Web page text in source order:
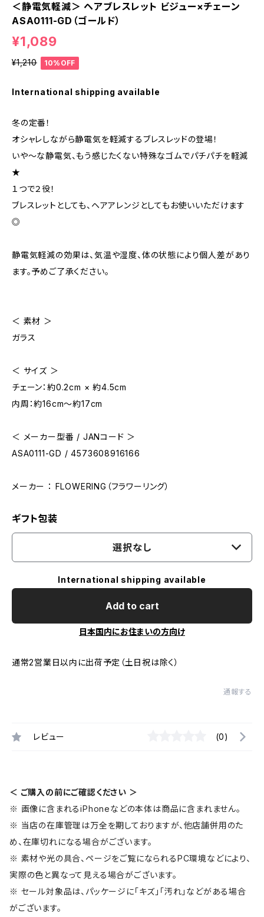
＜静電気軽減＞ ヘアブレスレット ビジュー×チェーン
ASA0111-GD（ゴールド）
¥1,089
¥1,210 10%OFF
International shipping available
冬の定番！
オシャレしながら静電気を軽減するブレスレッドの登場！
いや～な静電気、もう感じたくない特殊なゴムでパチパチを軽減
★
１つで２役！
ブレスレットとしても、ヘアアレンジとしてもお使いいただけます
◎
静電気軽減の効果は、気温や湿度、体の状態により個人差があり
ます。予めご了承ください。
＜ 素材 ＞
ガラス
＜ サイズ ＞
チェーン：約0.2cm × 約4.5cm
内周：約16cm～約17cm
＜ メーカー型番 / JANコード ＞
ASA0111-GD / 4573608916166
メーカー ： FLOWERING（フラワーリング）
ギフト包装
選択なし
International shipping available
Add to cart
日本国内にお住まいの方向け
通常2営業日以内に出荷予定（土日祝は除く）
通報する
レビュー (0)
＜ ご購入の前にご確認ください ＞
※ 画像に含まれるiPhoneなどの本体は商品に含まれません。
※ 当店の在庫管理は万全を期しておりますが、他店舗併用のた
め、在庫切れになる場合がございます。
※ 素材や光の具合、ページをご覧になられるPC環境などにより、
実際の色と異なって見える場合がございます。
※ セール対象品は、パッケージに「キズ」「汚れ」などがある場合
がございます。